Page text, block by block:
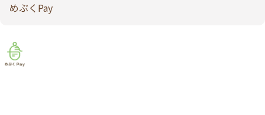
めぶくPay